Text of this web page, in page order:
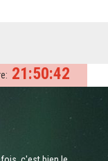
21:50:41